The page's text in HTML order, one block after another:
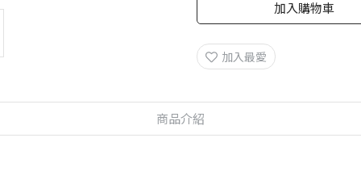
加入購物車
加入最愛
商品介紹